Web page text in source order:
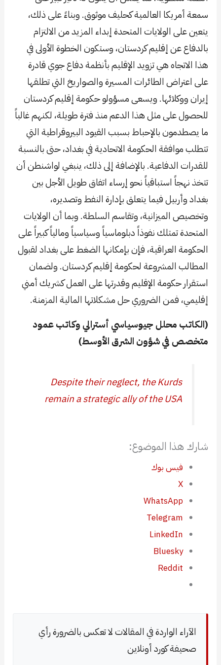
سمعة أمريكا العالمية كحليف موثوق. وبناءً على ذلك،
يتعين على الولايات المتحدة إبداء المزيد من الالتزام
بالدفاع عن إقليم كردستان، وستكون الخطوة الأولى في
هذا الاتجاه هي تزويد الإقليم بأنظمة دفاع جوي قادرة
على اعتراض الطائرات المسيرة والصواريخ التي تطلقها
إيران ووكلائها. ويسعى مسؤولو حكومة إقليم كردستان
للحصول على مثل هذا الدعم منذ فترة طويلة، لكنهم غالباً
ما يصطدمون بالإحباط بسبب القيود البيروقراطية التي
تتطلب موافقة الحكومة الاتحادية في بغداد، حتى بالنسبة
للقدرات الدفاعية. بالإضافة إلى ذلك، ينبغي لواشنطن أن
تتخذ نهجاً استباقياً نحو إرساء اتفاق طويل الأجل بين
بغداد وأربيل فيما يتعلق بإدارة النفط وتصديره،
وتخصيص الميزانية، وتقاسم السلطة. وبما أن الولايات
المتحدة تمتلك نفوذاً دبلوماسياً وسياسياً ومالياً كبيراً على
الحكومة العراقية، فإن بإمكانها الضغط على بغداد لقبول
المطالب المشروعة لحكومة إقليم كردستان. ولضمان
استقرار حكومة الإقليم وقدرتها على العمل كشريك أمني
إقليمي، فمن الضروري حل مشكلاتها المالية المزمنة.
(الكاتب محلل جيوسياسي أسترالي وكاتب عمود
متخصص في شؤون الشرق الأوسط)
Despite their neglect, the Kurds
remain a strategic ally of the USA
شارك هذا الموضوع:
فيس بوك
X
WhatsApp
Telegram
LinkedIn
Bluesky
Reddit
الآراء الواردة في المقالات لا تعكس بالضرورة رأي
صحيفة كورد أونلاين